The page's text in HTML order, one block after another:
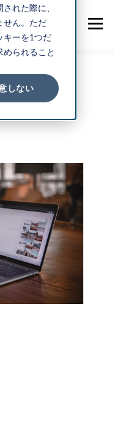
れた際に、
せん。ただ
キーを1つだ
られること
しない